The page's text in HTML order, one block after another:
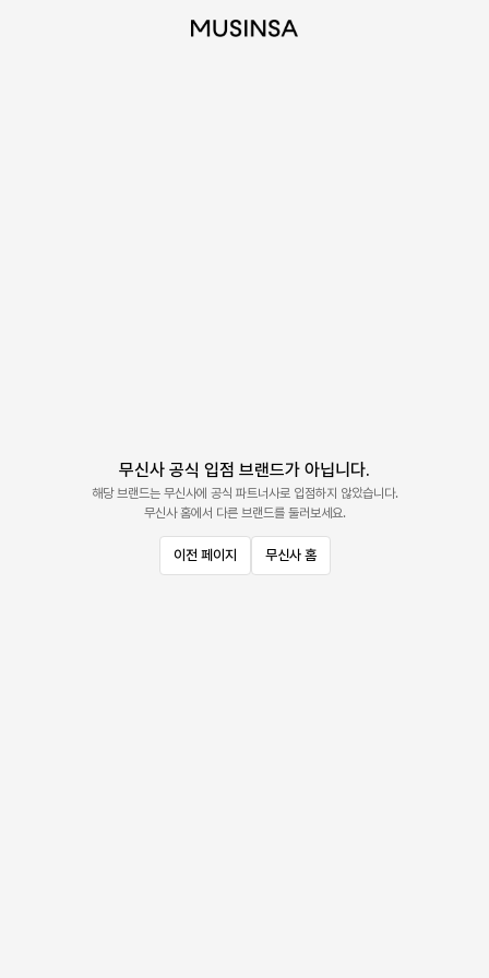
무신사 공식 입점 브랜드가 아닙니다.
해당 브랜드는 무신사에 공식 파트너사로 입점하지 않았습니다.
무신사 홈에서 다른 브랜드를 둘러보세요.
이전 페이지 무신사 홈